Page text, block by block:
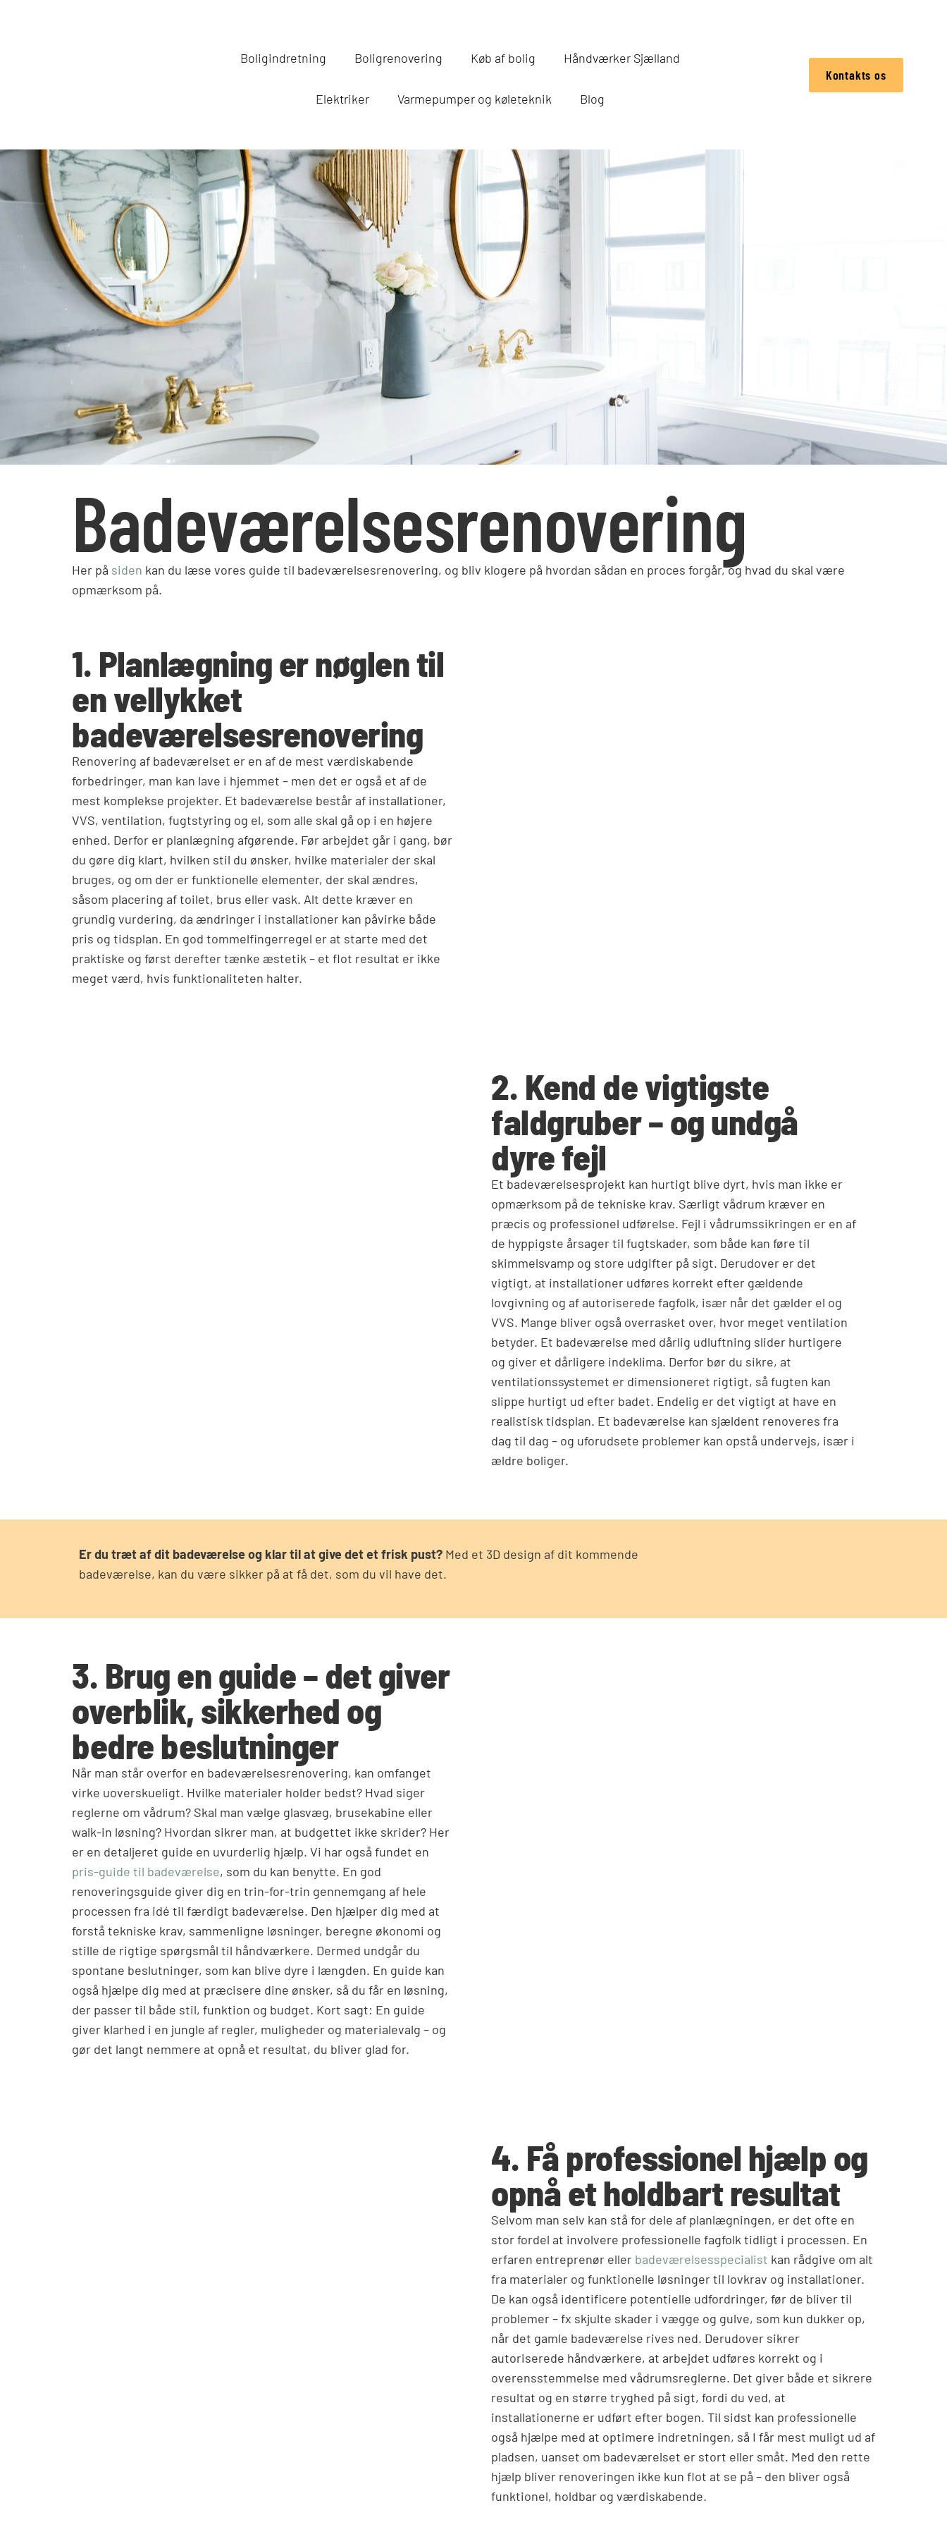
Boligindretning Boligrenovering Køb af bolig Håndværker Sjælland
Elektriker Varmepumper og køleteknik Blog
Kontakts os
Badeværelsesrenovering
Her på siden kan du læse vores guide til badeværelsesrenovering, og bliv klogere på hvordan sådan en proces forgår, og hvad du skal være
opmærksom på.
1. Planlægning er nøglen til
en vellykket
badeværelsesrenovering
Renovering af badeværelset er en af de mest værdiskabende
forbedringer, man kan lave i hjemmet – men det er også et af de
mest komplekse projekter. Et badeværelse består af installationer,
VVS, ventilation, fugtstyring og el, som alle skal gå op i en højere
enhed. Derfor er planlægning afgørende. Før arbejdet går i gang, bør
du gøre dig klart, hvilken stil du ønsker, hvilke materialer der skal
bruges, og om der er funktionelle elementer, der skal ændres,
såsom placering af toilet, brus eller vask. Alt dette kræver en
grundig vurdering, da ændringer i installationer kan påvirke både
pris og tidsplan. En god tommelfingerregel er at starte med det
praktiske og først derefter tænke æstetik – et flot resultat er ikke
meget værd, hvis funktionaliteten halter.
2. Kend de vigtigste
faldgruber – og undgå
dyre fejl
Et badeværelsesprojekt kan hurtigt blive dyrt, hvis man ikke er
opmærksom på de tekniske krav. Særligt vådrum kræver en
præcis og professionel udførelse. Fejl i vådrumssikringen er en af
de hyppigste årsager til fugtskader, som både kan føre til
skimmelsvamp og store udgifter på sigt. Derudover er det
vigtigt, at installationer udføres korrekt efter gældende
lovgivning og af autoriserede fagfolk, især når det gælder el og
VVS. Mange bliver også overrasket over, hvor meget ventilation
betyder. Et badeværelse med dårlig udluftning slider hurtigere
og giver et dårligere indeklima. Derfor bør du sikre, at
ventilationssystemet er dimensioneret rigtigt, så fugten kan
slippe hurtigt ud efter badet. Endelig er det vigtigt at have en
realistisk tidsplan. Et badeværelse kan sjældent renoveres fra
dag til dag – og uforudsete problemer kan opstå undervejs, især i
ældre boliger.
Er du træt af dit badeværelse og klar til at give det et frisk pust? Med et 3D design af dit kommende
badeværelse, kan du være sikker på at få det, som du vil have det.
3. Brug en guide – det giver
overblik, sikkerhed og
bedre beslutninger
Når man står overfor en badeværelsesrenovering, kan omfanget
virke uoverskueligt. Hvilke materialer holder bedst? Hvad siger
reglerne om vådrum? Skal man vælge glasvæg, brusekabine eller
walk-in løsning? Hvordan sikrer man, at budgettet ikke skrider? Her
er en detaljeret guide en uvurderlig hjælp. Vi har også fundet en
pris-guide til badeværelse, som du kan benytte. En god
renoveringsguide giver dig en trin-for-trin gennemgang af hele
processen fra idé til færdigt badeværelse. Den hjælper dig med at
forstå tekniske krav, sammenligne løsninger, beregne økonomi og
stille de rigtige spørgsmål til håndværkere. Dermed undgår du
spontane beslutninger, som kan blive dyre i længden. En guide kan
også hjælpe dig med at præcisere dine ønsker, så du får en løsning,
der passer til både stil, funktion og budget. Kort sagt: En guide
giver klarhed i en jungle af regler, muligheder og materialevalg – og
gør det langt nemmere at opnå et resultat, du bliver glad for.
4. Få professionel hjælp og
opnå et holdbart resultat
Selvom man selv kan stå for dele af planlægningen, er det ofte en
stor fordel at involvere professionelle fagfolk tidligt i processen. En
erfaren entreprenør eller badeværelsesspecialist kan rådgive om alt
fra materialer og funktionelle løsninger til lovkrav og installationer.
De kan også identificere potentielle udfordringer, før de bliver til
problemer – fx skjulte skader i vægge og gulve, som kun dukker op,
når det gamle badeværelse rives ned. Derudover sikrer
autoriserede håndværkere, at arbejdet udføres korrekt og i
overensstemmelse med vådrumsreglerne. Det giver både et sikrere
resultat og en større tryghed på sigt, fordi du ved, at
installationerne er udført efter bogen. Til sidst kan professionelle
også hjælpe med at optimere indretningen, så I får mest muligt ud af
pladsen, uanset om badeværelset er stort eller småt. Med den rette
hjælp bliver renoveringen ikke kun flot at se på – den bliver også
funktionel, holdbar og værdiskabende.